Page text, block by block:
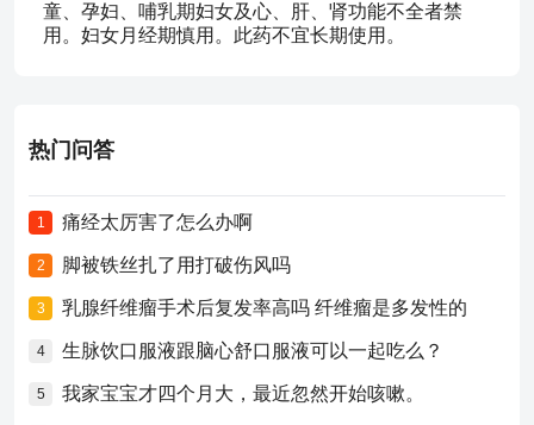
童、孕妇、哺乳期妇女及心、肝、肾功能不全者禁
用。妇女月经期慎用。此药不宜长期使用。
热门问答
1 痛经太厉害了怎么办啊
2 脚被铁丝扎了用打破伤风吗
3 乳腺纤维瘤手术后复发率高吗 纤维瘤是多发性的
4 生脉饮口服液跟脑心舒口服液可以一起吃么？
5 我家宝宝才四个月大，最近忽然开始咳嗽。